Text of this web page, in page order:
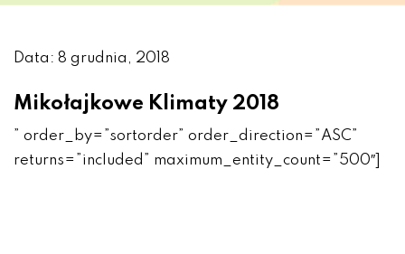
Data: 8 grudnia, 2018
Mikołajkowe Klimaty 2018
” order_by=”sortorder” order_direction=”ASC”
returns=”included” maximum_entity_count=”500″]